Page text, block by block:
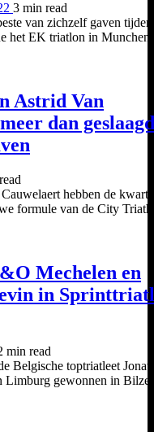
3 min read
van zichzelf gaven
het EK triatlon in Munchen
Astrid Van
dan
read
hebben de
formule van de City
Mechelen en
in
min read
Belgische toptriatleet
Limburg gewonnen in